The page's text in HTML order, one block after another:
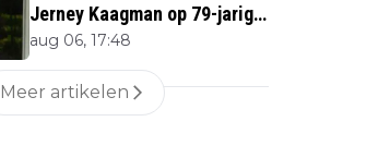
Jerney Kaagman op 79-jarige
leeftijd overleden
aug 06, 17:48
Meer artikelen